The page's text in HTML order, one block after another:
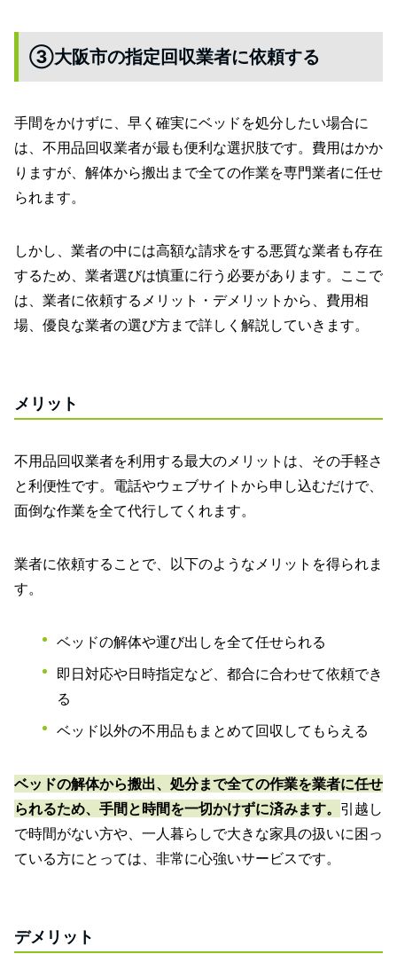
③大阪市の指定回収業者に依頼する
手間をかけずに、早く確実にベッドを処分したい場合に
は、不用品回収業者が最も便利な選択肢です。費用はかか
りますが、解体から搬出まで全ての作業を専門業者に任せ
られます。
しかし、業者の中には高額な請求をする悪質な業者も存在
するため、業者選びは慎重に行う必要があります。ここで
は、業者に依頼するメリット・デメリットから、費用相
場、優良な業者の選び方まで詳しく解説していきます。
メリット
不用品回収業者を利用する最大のメリットは、その手軽さ
と利便性です。電話やウェブサイトから申し込むだけで、
面倒な作業を全て代行してくれます。
業者に依頼することで、以下のようなメリットを得られま
す。
ベッドの解体や運び出しを全て任せられる
即日対応や日時指定など、都合に合わせて依頼でき
る
ベッド以外の不用品もまとめて回収してもらえる
ベッドの解体から搬出、処分まで全ての作業を業者に任せ
られるため、手間と時間を一切かけずに済みます。 引越し
で時間がない方や、一人暮らしで大きな家具の扱いに困っ
ている方にとっては、非常に心強いサービスです。
デメリット